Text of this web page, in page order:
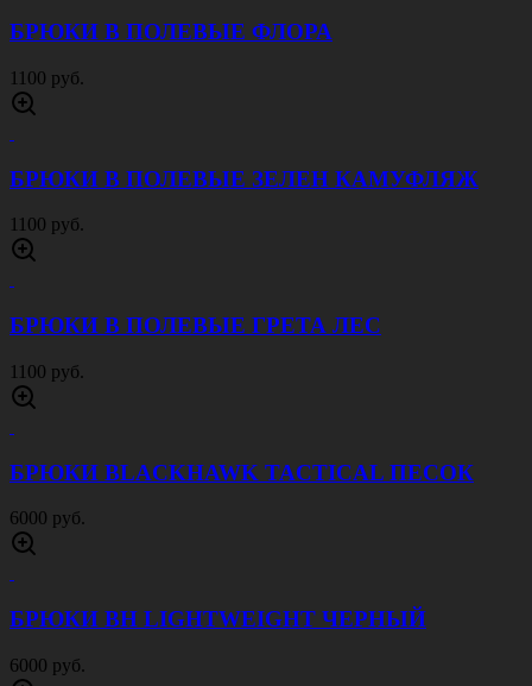
БРЮКИ В ПОЛЕВЫЕ ФЛОРА
1100 руб.
БРЮКИ В ПОЛЕВЫЕ ЗЕЛЕН КАМУФЛЯЖ
1100 руб.
БРЮКИ В ПОЛЕВЫЕ ГРЕТА ЛЕС
1100 руб.
БРЮКИ BLACKHAWK TACTICAL ПЕСОК
6000 руб.
БРЮКИ BH LIGHTWEIGHT ЧЕРНЫЙ
6000 руб.